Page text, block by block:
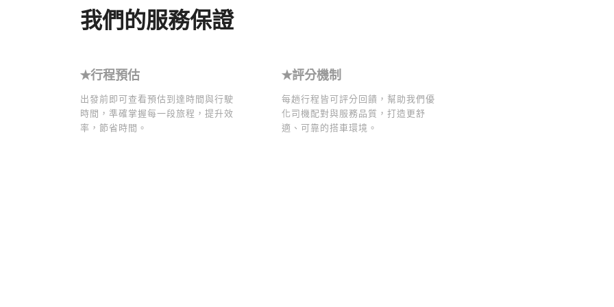
我們的服務保證
✭行程預估
出發前即可查看預估到達時間與行駛
時間，準確掌握每一段旅程，提升效
率，節省時間。
✭評分機制
每趟行程皆可評分回饋，幫助我們優
化司機配對與服務品質，打造更舒
適、可靠的搭車環境。